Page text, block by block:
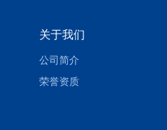
关于我们
公司简介
荣誉资质